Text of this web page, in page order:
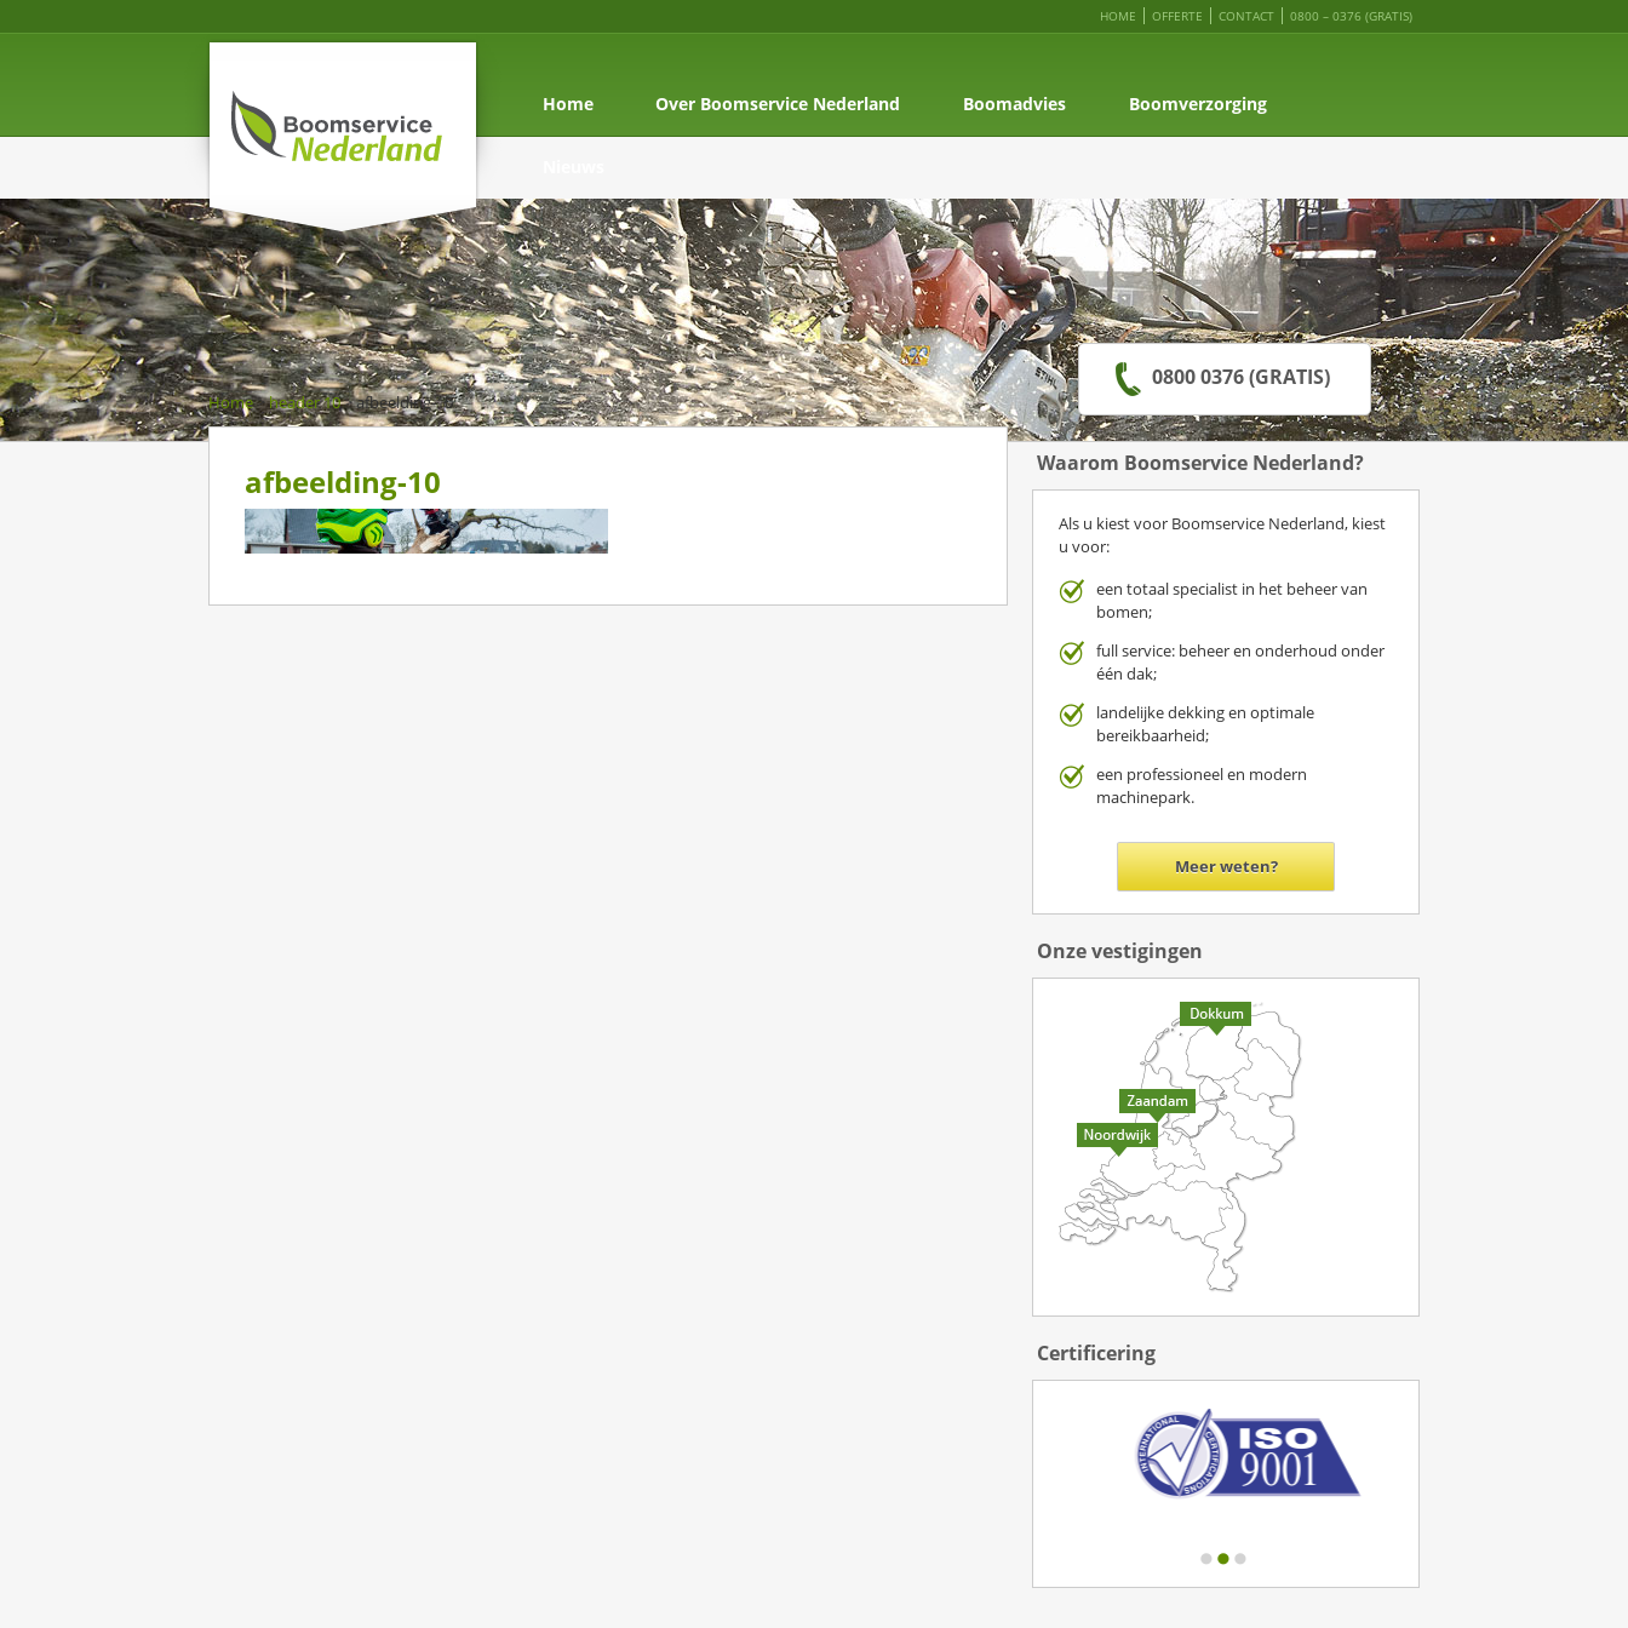
HOME OFFERTE CONTACT 0800 – 0376 (GRATIS)
Home Over Boomservice Nederland Boomadvies Boomverzorging
Home>header 10>afbeelding-10
0800 0376 (GRATIS)
afbeelding-10 Waarom Boomservice Nederland?
Als u kiest voor Boomservice Nederland, kiest
u voor:
een totaal specialist in het beheer van
bomen;
full service: beheer en onderhoud onder
één dak;
landelijke dekking en optimale
bereikbaarheid;
een professioneel en modern
machinepark.
Meer weten?
Onze vestigingen
Certificering